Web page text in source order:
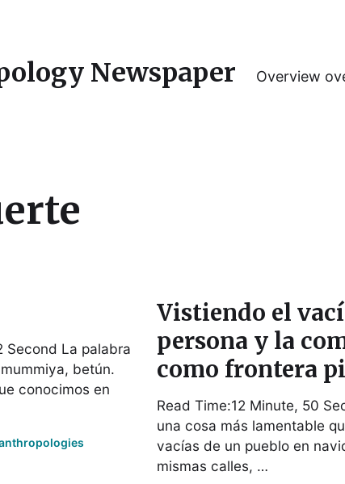
Newspaper Overview
Second La palabra
betún.
conocimos en
Vistiendo el
persona y la
como frontera
Read Time:12 Minute, 50
una cosa más lamentable
vacías de un pueblo en
mismas calles, …